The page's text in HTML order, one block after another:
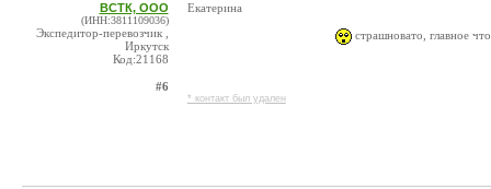
ВСТК, ООО
(ИНН:3811109036)
Экспедитор-перевозчик ,
Иркутск
Код:21168
#6
Екатерина
* контакт был удален
страшновато, главное